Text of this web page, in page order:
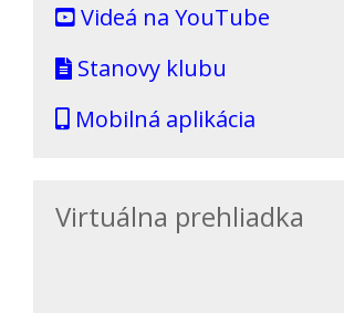
Videá na YouTube
Stanovy klubu
Mobilná aplikácia
Virtuálna prehliadka